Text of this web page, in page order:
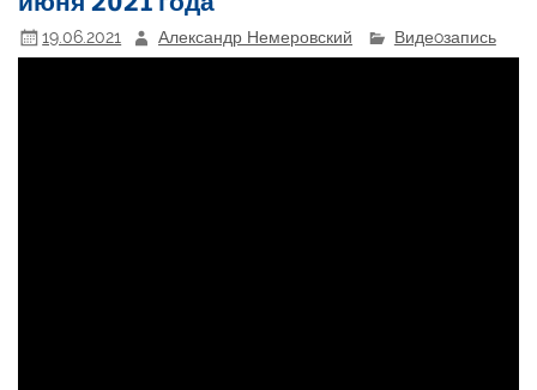
19.06.2021 Александр Немеровский Видеoзапись